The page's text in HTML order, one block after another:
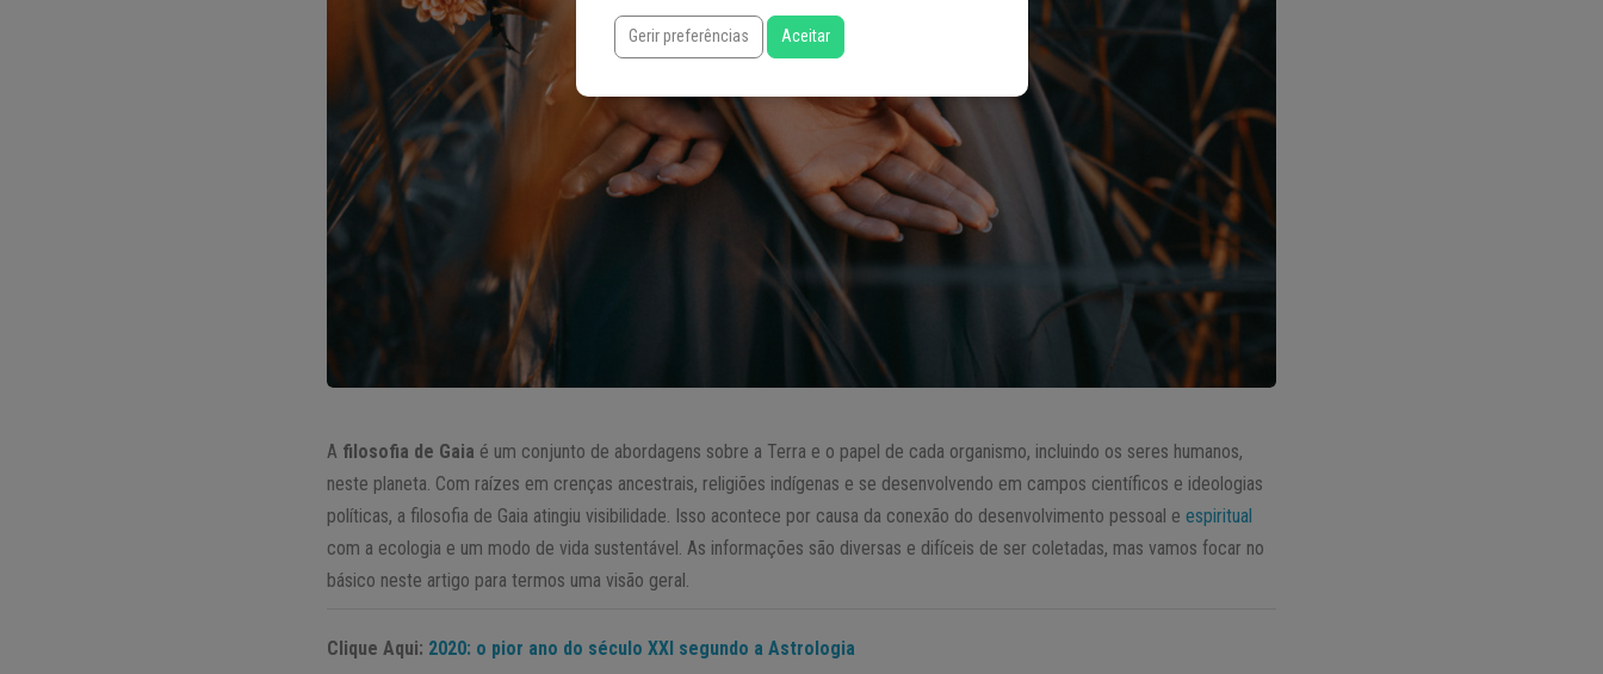
A filosofia de Gaia é um conjunto de abordagens sobre a Terra e o papel de cada organismo, incluindo os seres humanos,
neste planeta. Com raízes em crenças ancestrais, religiões indígenas e se desenvolvendo em campos científicos e ideologias
políticas, a filosofia de Gaia atingiu visibilidade. Isso acontece por causa da conexão do desenvolvimento pessoal eespiritual
com a ecologia e um modo de vida sustentável. As informações são diversas e difíceis de ser coletadas, mas vamos focar no
básico neste artigo para termos uma visão geral.
Clique Aqui: 2020: o pior ano do século XXI segundo a Astrologia
Gerir preferências Aceitar